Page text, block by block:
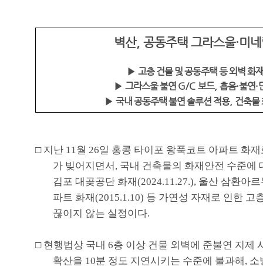
벽산, 공동주택 그라스울·미
▶ 고층 건물 및 공동주택 등 외벽 화
▶ 그라스울 불연 G/C 보드, 흡음·불연·
▶ 국내 공동주택 불연 솔루션 적용, 건축물
□ 지난 11월 26일 홍콩 타이포 왕푹코트 아파트 화
가 빚어지면서 , 국내 건축물의 화재안전 수준에
김포 대곶공단 화재(2024.11.27.), 울산 삼환아
파트 화재(2015.1.10) 등 가연성 자재로 인한 고
끊이지 않는 실정이다.
□ 현행법상 국내 6층 이상 건물 외벽에 준불연 지제
확산을 10분 정도 지연시키는 수준에 불과해 , 소